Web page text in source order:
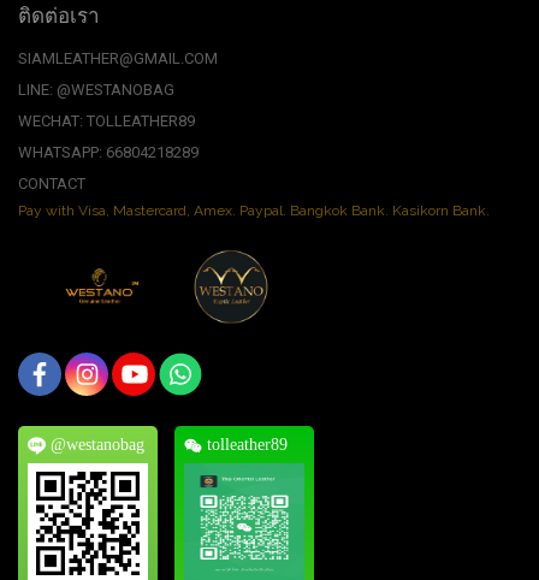
ติดต่อเรา
SIAMLEATHER@GMAIL.COM
LINE: @WESTANOBAG
WECHAT: TOLLEATHER89
WHATSAPP: 66804218289
CONTACT
Pay with Visa, Mastercard, Amex. Paypal. Bangkok Bank. Kasikorn Bank.
@westanobag tolleather89